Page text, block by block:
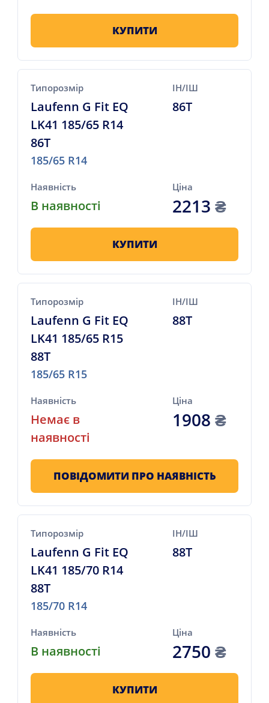
КУПИТИ
Типорозмір
Laufenn G Fit EQ
LK41 185/65 R14
86T
185/65 R14
ІН/ІШ
86T
Наявність
В наявності
Ціна
2213₴
КУПИТИ
Типорозмір
Laufenn G Fit EQ
LK41 185/65 R15
88T
185/65 R15
ІН/ІШ
88T
Наявність
Немає в
наявності
Ціна
1908₴
ПОВІДОМИТИ ПРО НАЯВНІСТЬ
Типорозмір
Laufenn G Fit EQ
LK41 185/70 R14
88T
185/70 R14
ІН/ІШ
88T
Наявність
В наявності
Ціна
2750₴
КУПИТИ